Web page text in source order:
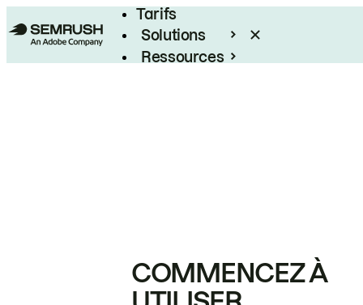
Tarifs
Solutions
Ressources
COMMENCEZ À